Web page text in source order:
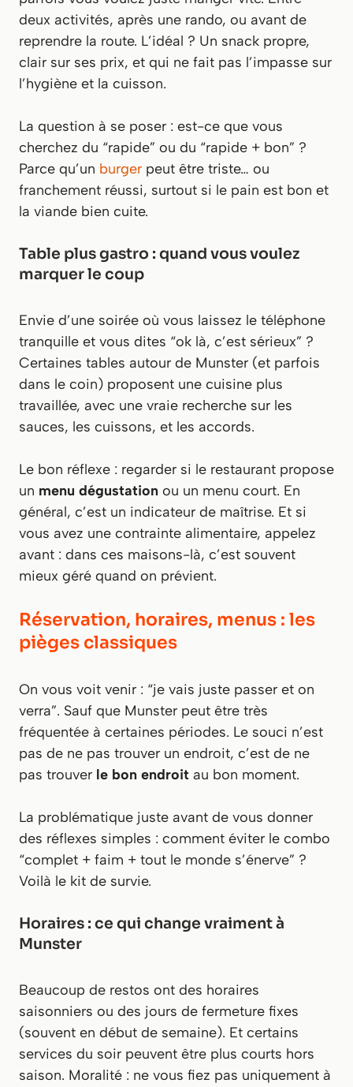
deux activités, après une rando, ou avant de
reprendre la route. L’idéal ? Un snack propre,
clair sur ses prix, et qui ne fait pas l’impasse sur
l’hygiène et la cuisson.
La question à se poser : est-ce que vous
cherchez du “rapide” ou du “rapide + bon” ?
Parce qu’un burger peut être triste… ou
franchement réussi, surtout si le pain est bon et
la viande bien cuite.
Table plus gastro : quand vous voulez
marquer le coup
Envie d’une soirée où vous laissez le téléphone
tranquille et vous dites “ok là, c’est sérieux” ?
Certaines tables autour de Munster (et parfois
dans le coin) proposent une cuisine plus
travaillée, avec une vraie recherche sur les
sauces, les cuissons, et les accords.
Le bon réflexe : regarder si le restaurant propose
un menu dégustation ou un menu court. En
général, c’est un indicateur de maîtrise. Et si
vous avez une contrainte alimentaire, appelez
avant : dans ces maisons-là, c’est souvent
mieux géré quand on prévient.
Réservation, horaires, menus : les
pièges classiques
On vous voit venir : “je vais juste passer et on
verra”. Sauf que Munster peut être très
fréquentée à certaines périodes. Le souci n’est
pas de ne pas trouver un endroit, c’est de ne
pas trouver le bon endroit au bon moment.
La problématique juste avant de vous donner
des réflexes simples : comment éviter le combo
“complet + faim + tout le monde s’énerve” ?
Voilà le kit de survie.
Horaires : ce qui change vraiment à
Munster
Beaucoup de restos ont des horaires
saisonniers ou des jours de fermeture fixes
(souvent en début de semaine). Et certains
services du soir peuvent être plus courts hors
saison. Moralité : ne vous fiez pas uniquement à